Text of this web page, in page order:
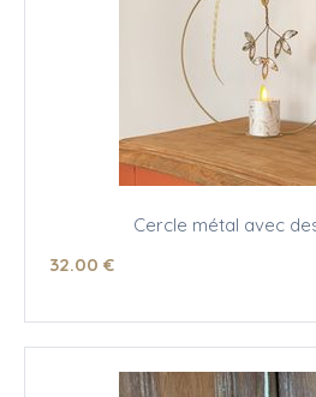
Cercle métal avec
32.00 €